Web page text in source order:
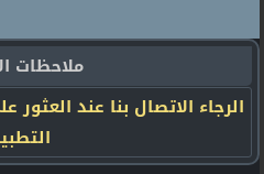
ملاحظات
الرجاء الاتصال بنا عند